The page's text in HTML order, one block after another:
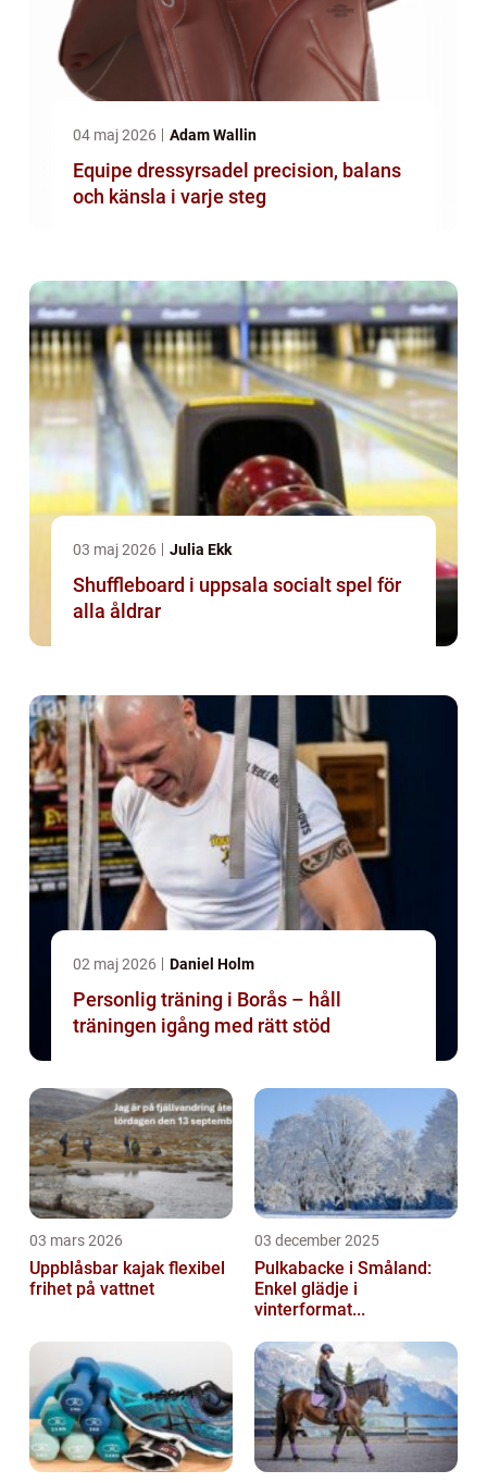
04 maj 2026 Adam Wallin
Equipe dressyrsadel precision, balans
och känsla i varje steg
03 maj 2026 Julia Ekk
Shuffleboard i uppsala socialt spel för
alla åldrar
02 maj 2026 Daniel Holm
Personlig träning i Borås – håll
träningen igång med rätt stöd
03 mars 2026
Uppblåsbar kajak flexibel
frihet på vattnet
03 december 2025
Pulkabacke i Småland:
Enkel glädje i
vinterformat...